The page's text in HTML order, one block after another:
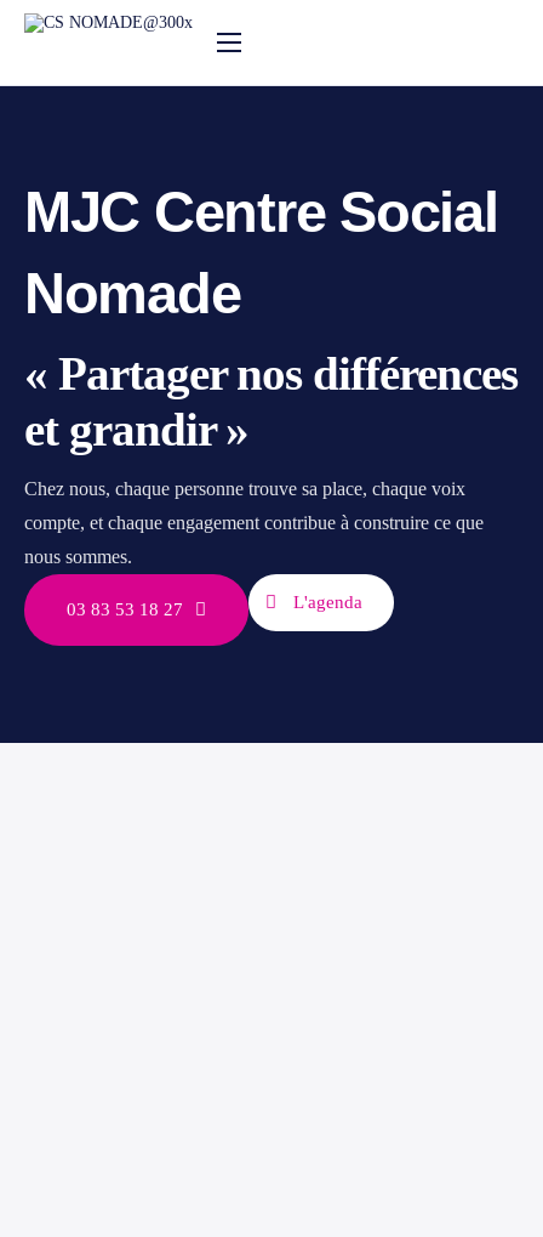
Nos activités
Le centre social
MJC Centre Social
Nomade
« Partager nos différences
et grandir »
Chez nous, chaque personne trouve sa place, chaque voix
compte, et chaque engagement contribue à construire ce que
nous sommes.
03 83 53 18 27 L'agenda